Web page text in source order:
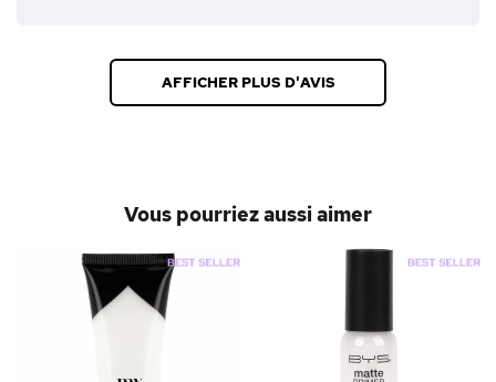
AFFICHER PLUS D'AVIS
Vous pourriez aussi aimer